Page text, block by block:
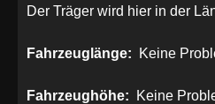
Der Träger wird hier in der
Fahrzeuglänge: Keine
Fahrzeughöhe: Keine